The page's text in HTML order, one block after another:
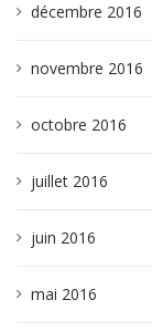
décembre 2016
novembre 2016
octobre 2016
juillet 2016
juin 2016
mai 2016